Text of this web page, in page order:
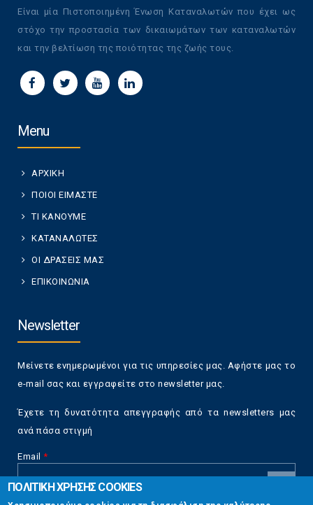
Είναι μία Πιστοποιημένη Ένωση Καταναλωτών που έχει ως
στόχο την προστασία των δικαιωμάτων των καταναλωτών
και την βελτίωση της ποιότητας της ζωής τους.
Menu
ΑΡΧΙΚΗ
ΠΟΙΟΙ ΕΙΜΑΣΤΕ
ΤΙ ΚΑΝΟΥΜΕ
ΚΑΤΑΝΑΛΩΤΕΣ
ΟΙ ΔΡΑΣΕΙΣ ΜΑΣ
ΕΠΙΚΟΙΝΩΝΙΑ
Newsletter
Μείνετε ενημερωμένοι για τις υπηρεσίες μας. Αφήστε μας το
e-mail σας και εγγραφείτε στο newsletter μας.
Έχετε τη δυνατότητα απεγγραφής από τα newsletters μας
ανά πάσα στιγμή
Email *
ΠΟΛΙΤΙΚΗ ΧΡΗΣΗΣ COOKIES